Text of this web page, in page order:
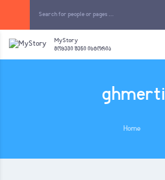
MyStory
მოყევი შენი ისტორია
ghmerti
Home